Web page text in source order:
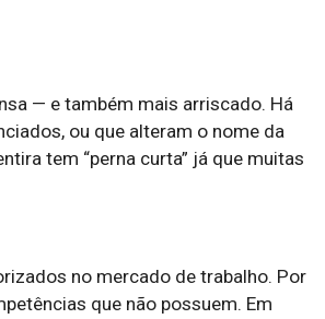
— e também mais arriscado. Há
ou que alteram o nome da
tem “perna curta” já que muitas
no mercado de trabalho. Por
que não possuem. Em